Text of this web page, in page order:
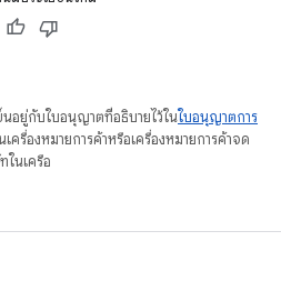
นอยู่กับใบอนุญาตที่อธิบายไว้ในใบอนุญาตการ
ครื่องหมายการค้าหรือเครื่องหมายการค้าจด
นเครือ